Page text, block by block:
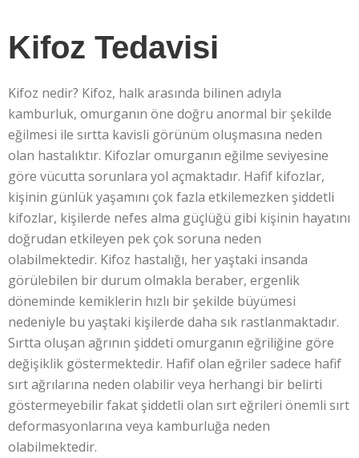
Kifoz Tedavisi
Kifoz nedir? Kifoz, halk arasında bilinen adıyla
kamburluk, omurganın öne doğru anormal bir şekilde
eğilmesi ile sırtta kavisli görünüm oluşmasına neden
olan hastalıktır. Kifozlar omurganın eğilme seviyesine
göre vücutta sorunlara yol açmaktadır. Hafif kifozlar,
kişinin günlük yaşamını çok fazla etkilemezken şiddetli
kifozlar, kişilerde nefes alma güçlüğü gibi kişinin hayatını
doğrudan etkileyen pek çok soruna neden
olabilmektedir. Kifoz hastalığı, her yaştaki insanda
görülebilen bir durum olmakla beraber, ergenlik
döneminde kemiklerin hızlı bir şekilde büyümesi
nedeniyle bu yaştaki kişilerde daha sık rastlanmaktadır.
Sırtta oluşan ağrının şiddeti omurganın eğriliğine göre
değişiklik göstermektedir. Hafif olan eğriler sadece hafif
sırt ağrılarına neden olabilir veya herhangi bir belirti
göstermeyebilir fakat şiddetli olan sırt eğrileri önemli sırt
deformasyonlarına veya kamburluğa neden
olabilmektedir.